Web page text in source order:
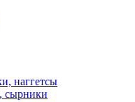
наггетсы
сырники